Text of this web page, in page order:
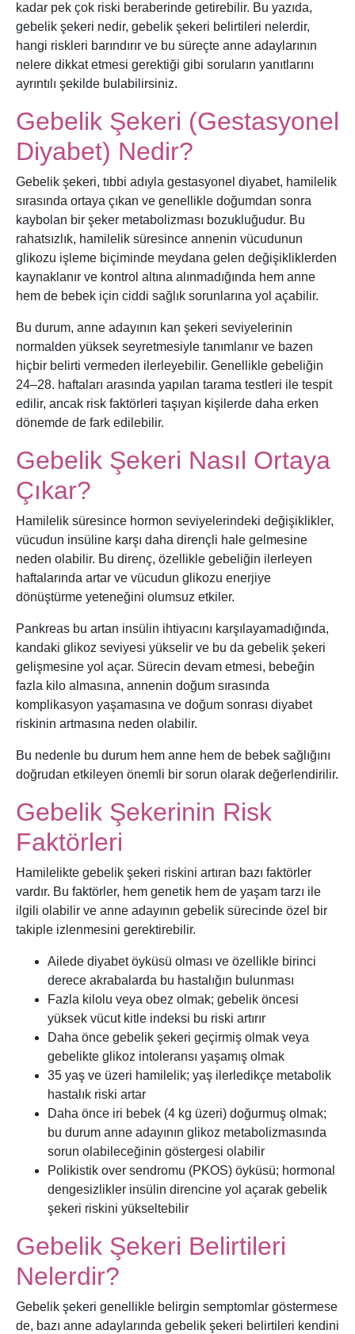
kadar pek çok riski beraberinde getirebilir. Bu yazıda,
gebelik şekeri nedir, gebelik şekeri belirtileri nelerdir,
hangi riskleri barındırır ve bu süreçte anne adaylarının
nelere dikkat etmesi gerektiği gibi soruların yanıtlarını
ayrıntılı şekilde bulabilirsiniz.
Gebelik Şekeri (Gestasyonel
Diyabet) Nedir?
Gebelik şekeri, tıbbi adıyla gestasyonel diyabet, hamilelik
sırasında ortaya çıkan ve genellikle doğumdan sonra
kaybolan bir şeker metabolizması bozukluğudur. Bu
rahatsızlık, hamilelik süresince annenin vücudunun
glikozu işleme biçiminde meydana gelen değişikliklerden
kaynaklanır ve kontrol altına alınmadığında hem anne
hem de bebek için ciddi sağlık sorunlarına yol açabilir.
Bu durum, anne adayının kan şekeri seviyelerinin
normalden yüksek seyretmesiyle tanımlanır ve bazen
hiçbir belirti vermeden ilerleyebilir. Genellikle gebeliğin
24–28. haftaları arasında yapılan tarama testleri ile tespit
edilir, ancak risk faktörleri taşıyan kişilerde daha erken
dönemde de fark edilebilir.
Gebelik Şekeri Nasıl Ortaya
Çıkar?
Hamilelik süresince hormon seviyelerindeki değişiklikler,
vücudun insüline karşı daha dirençli hale gelmesine
neden olabilir. Bu direnç, özellikle gebeliğin ilerleyen
haftalarında artar ve vücudun glikozu enerjiye
dönüştürme yeteneğini olumsuz etkiler.
Pankreas bu artan insülin ihtiyacını karşılayamadığında,
kandaki glikoz seviyesi yükselir ve bu da gebelik şekeri
gelişmesine yol açar. Sürecin devam etmesi, bebeğin
fazla kilo almasına, annenin doğum sırasında
komplikasyon yaşamasına ve doğum sonrası diyabet
riskinin artmasına neden olabilir.
Bu nedenle bu durum hem anne hem de bebek sağlığını
doğrudan etkileyen önemli bir sorun olarak değerlendirilir.
Gebelik Şekerinin Risk
Faktörleri
Hamilelikte gebelik şekeri riskini artıran bazı faktörler
vardır. Bu faktörler, hem genetik hem de yaşam tarzı ile
ilgili olabilir ve anne adayının gebelik sürecinde özel bir
takiple izlenmesini gerektirebilir.
Ailede diyabet öyküsü olması ve özellikle birinci
derece akrabalarda bu hastalığın bulunması
Fazla kilolu veya obez olmak; gebelik öncesi
yüksek vücut kitle indeksi bu riski artırır
Daha önce gebelik şekeri geçirmiş olmak veya
gebelikte glikoz intoleransı yaşamış olmak
35 yaş ve üzeri hamilelik; yaş ilerledikçe metabolik
hastalık riski artar
Daha önce iri bebek (4 kg üzeri) doğurmuş olmak;
bu durum anne adayının glikoz metabolizmasında
sorun olabileceğinin göstergesi olabilir
Polikistik over sendromu (PKOS) öyküsü; hormonal
dengesizlikler insülin direncine yol açarak gebelik
şekeri riskini yükseltebilir
Gebelik Şekeri Belirtileri
Nelerdir?
Gebelik şekeri genellikle belirgin semptomlar göstermese
de, bazı anne adaylarında gebelik şekeri belirtileri kendini